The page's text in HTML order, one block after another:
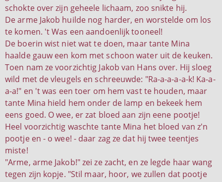
schokte over zijn geheele lichaam, zoo snikte hij.
De arme Jakob huilde nog harder, en worstelde om los
te komen. 't Was een aandoenlijk tooneel!
De boerin wist niet wat te doen, maar tante Mina
haalde gauw een kom met schoon water uit de keuken.
Toen nam ze voorzichtig Jakob van Hans over. Hij sloeg
wild met de vleugels en schreeuwde: "Ra-a-a-a-a-k! Ka-a-
a-a!" en 't was een toer om hem vast te houden, maar
tante Mina hield hem onder de lamp en bekeek hem
eens goed. O wee, er zat bloed aan zijn eene pootje!
Heel voorzichtig waschte tante Mina het bloed van z'n
pootje en - o wee! - daar zag ze dat hij twee teentjes
miste!
"Arme, arme Jakob!" zei ze zacht, en ze legde haar wang
tegen zijn kopje. "Stil maar, hoor, we zullen dat pootje